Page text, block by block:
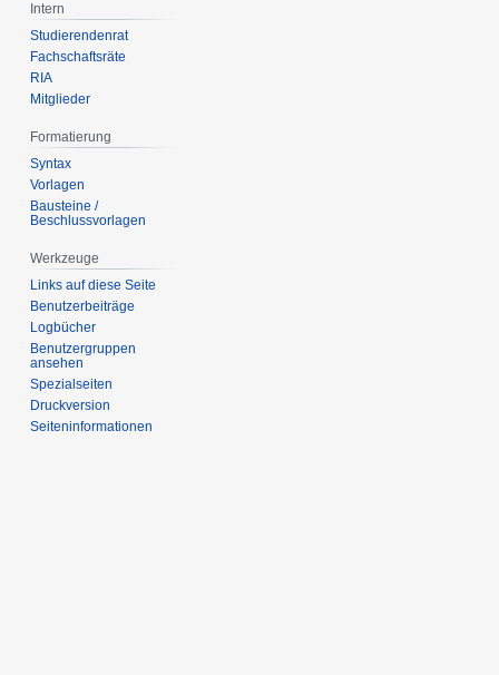
Intern
Studierendenrat
Fachschaftsräte
RIA
Mitglieder
Formatierung
Syntax
Vorlagen
Bausteine /
Beschlussvorlagen
Werkzeuge
Links auf diese Seite
Benutzerbeiträge
Logbücher
Benutzergruppen
ansehen
Spezialseiten
Druckversion
Seiten­­informationen